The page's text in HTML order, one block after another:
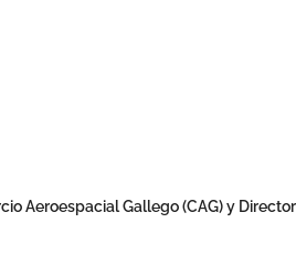
Aeroespacial Gallego (CAG) y